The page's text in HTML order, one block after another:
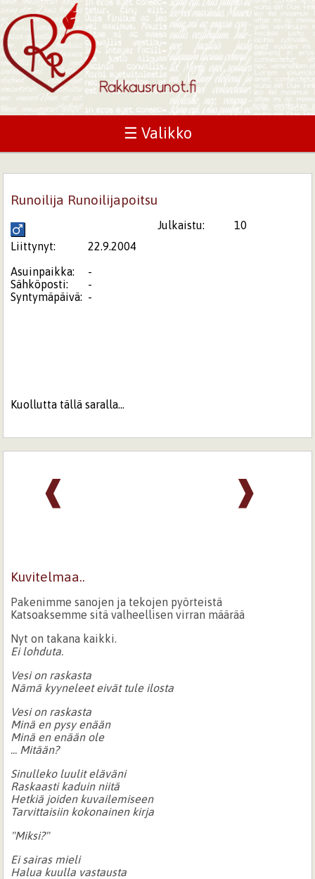
☰ Valikko
Runoilija Runoilijapoitsu
Julkaistu:
10
Liittynyt:
22.9.2004
Asuinpaikka:
-
Sähköposti:
-
Syntymäpäivä: -
Kuollutta tällä saralla...
❱
❰
Kuvitelmaa..
Pakenimme sanojen ja tekojen pyörteistä
Katsoaksemme sitä valheellisen virran määrää
Nyt on takana kaikki.
Ei lohduta.
Vesi on raskasta
Nämä kyyneleet eivät tule ilosta
Vesi on raskasta
Minä en pysy enään
Minä en enään ole
... Mitään?
Sinulleko luulit eläväni
Raskaasti kaduin niitä
Hetkiä joiden kuvailemiseen
Tarvittaisiin kokonainen kirja
"Miksi?"
Ei sairas mieli
Halua kuulla vastausta